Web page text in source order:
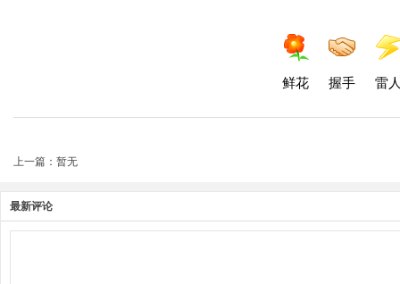
鲜花 握手 雷
上一篇：暂无
最新评论